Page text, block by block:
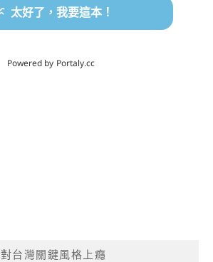
對台灣關鍵風格上癮